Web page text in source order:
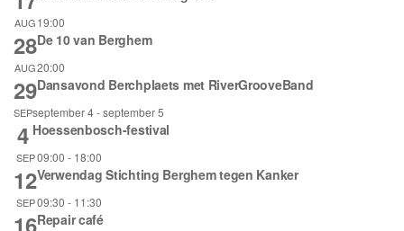
AUG
28
19:00
De 10 van Berghem
AUG
29
20:00
Dansavond Berchplaets met RiverGrooveBand
SEP
4
september 4-september 5
Hoessenbosch-festival
SEP
12
09:00 - 18:00
Verwendag Stichting Berghem tegen Kanker
SEP
16
09:30 - 11:30
Repair café